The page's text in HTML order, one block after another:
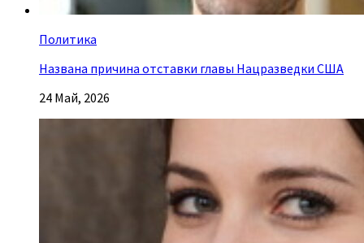
Политика
Названа причина отставки главы Нацразведки США
24 Май, 2026